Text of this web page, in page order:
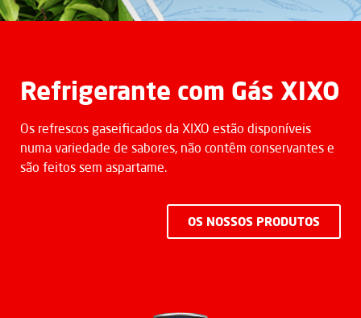
Refrigerante com Gás XIXO
Os refrescos gaseificados da XIXO estão disponíveis
numa variedade de sabores, não contêm conservantes e
são feitos sem aspartame.
OS NOSSOS PRODUTOS